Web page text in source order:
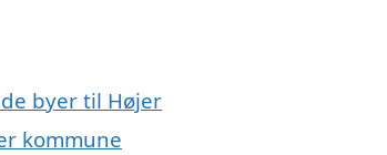
byer til Højer
kommune